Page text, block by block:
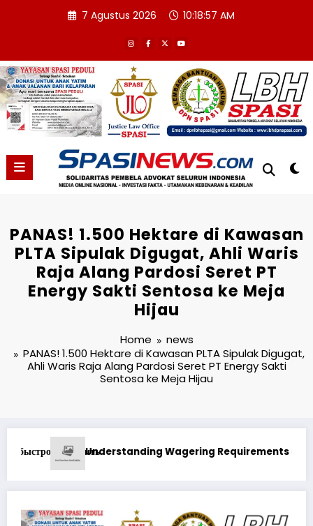
7 Agustus 2026 10:18:58 AM
PANAS! 1.500 Hektare di Kawasan
PLTA Sipulak Digugat, Ahli Waris
Raja Alang Pardosi Seret PT
Energy Sakti Sentosa ke Meja
Hijau
Home
news
PANAS! 1.500 Hektare di Kawasan PLTA Sipulak Digugat,
Ahli Waris Raja Alang Pardosi Seret PT Energy Sakti
Sentosa ke Meja Hijau
Best Online Casino in Canada Real Money
1xbet Бонусные Предложения: Максимизация